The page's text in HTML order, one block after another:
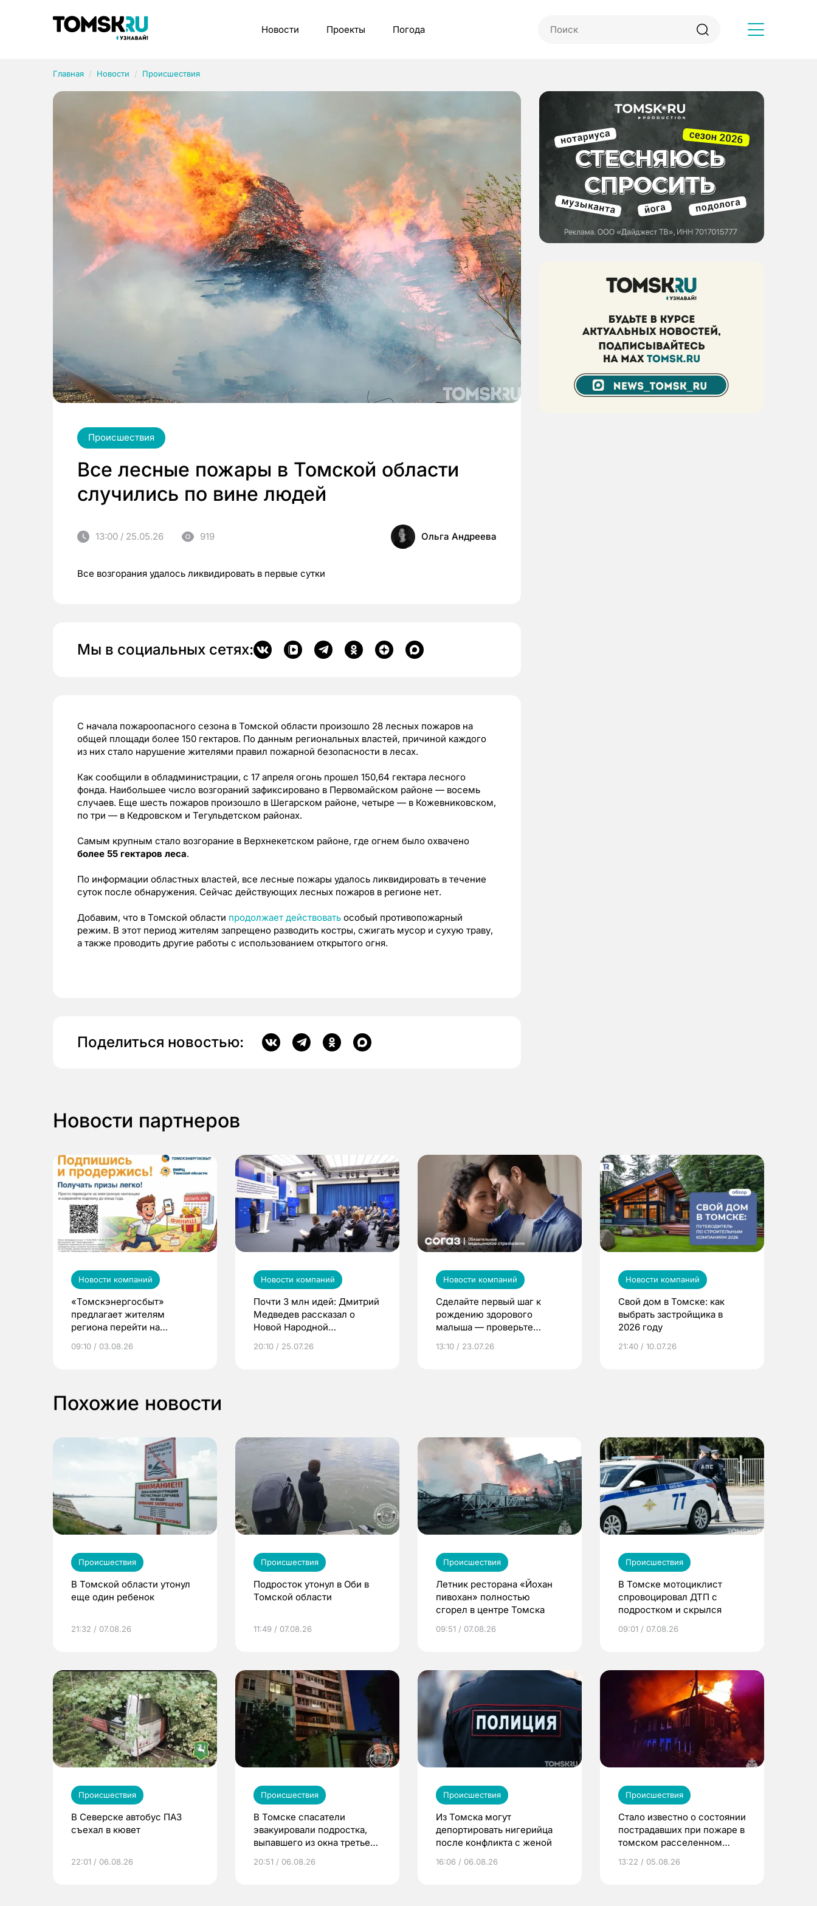
Новости Проекты Погода
Главная Новости Происшествия
Происшествия
Все лесные пожары в Томской области
случились по вине людей
13:00 / 25.05.26 919 Ольга Андреева
Все возгорания удалось ликвидировать в первые сутки
Мы в социальных сетях:
С начала пожароопасного сезона в Томской области произошло 28 лесных пожаров на
общей площади более 150 гектаров. По данным региональных властей, причиной каждого
из них стало нарушение жителями правил пожарной безопасности в лесах.
Как сообщили в обладминистрации, с 17 апреля огонь прошел 150,64 гектара лесного
фонда. Наибольшее число возгораний зафиксировано в Первомайском районе — восемь
случаев. Еще шесть пожаров произошло в Шегарском районе, четыре — в Кожевниковском,
по три — в Кедровском и Тегульдетском районах.
Самым крупным стало возгорание в Верхнекетском районе, где огнем было охвачено
более 55 гектаров леса.
По информации областных властей, все лесные пожары удалось ликвидировать в течение
суток после обнаружения. Сейчас действующих лесных пожаров в регионе нет.
Добавим, что в Томской области продолжает действовать особый противопожарный
режим. В этот период жителям запрещено разводить костры, сжигать мусор и сухую траву,
а также проводить другие работы с использованием открытого огня.
Поделиться новостью:
Новости партнеров
Новости компаний
«Томскэнергосбыт»
предлагает жителям
региона перейти на
выиграть призы
09:10 / 03.08.26
Новости компаний
Почти 3 млн идей: Дмитрий
Медведев рассказал о
Новой Народной
20:10 / 25.07.26
Новости компаний
Сделайте первый шаг к
рождению здорового
малыша — проверьте
по ОМС!
13:10 / 23.07.26
Новости компаний
Свой дом в Томске: как
выбрать застройщика в
2026 году
21:40 / 10.07.26
Похожие новости
Происшествия
В Томской области утонул
еще один ребенок
21:32 / 07.08.26
Происшествия
Подросток утонул в Оби в
Томской области
11:49 / 07.08.26
Происшествия
Летник ресторана «Йохан
пивохан» полностью
сгорел в центре Томска
09:51 / 07.08.26
Происшествия
В Томске мотоциклист
спровоцировал ДТП с
подростком и скрылся
09:01 / 07.08.26
Происшествия
В Северске автобус ПАЗ
съехал в кювет
22:01 / 06.08.26
Происшествия
В Томске спасатели
эвакуировали подростка,
выпавшего из окна третьего
20:51 / 06.08.26
Происшествия
Из Томска могут
депортировать нигерийца
после конфликта с женой
16:06 / 06.08.26
Происшествия
Стало известно о состоянии
пострадавших при пожаре в
томском расселенном
13:22 / 05.08.26
Рубрики